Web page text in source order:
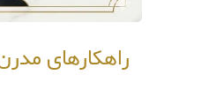
راهکارهای